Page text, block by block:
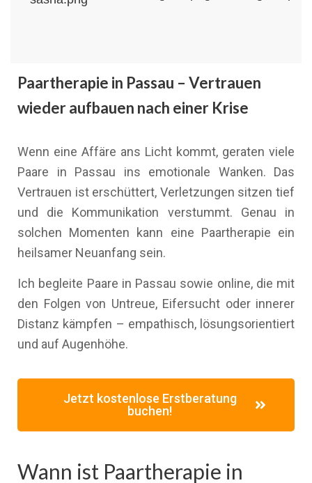
Paartherapie in Passau – Vertrauen
wieder aufbauen nach einer Krise
Wenn eine Affäre ans Licht kommt, geraten viele
Paare in Passau ins emotionale Wanken. Das
Vertrauen ist erschüttert, Verletzungen sitzen tief
und die Kommunikation verstummt. Genau in
solchen Momenten kann eine Paartherapie ein
heilsamer Neuanfang sein.
Ich begleite Paare in Passau sowie online, die mit
den Folgen von Untreue, Eifersucht oder innerer
Distanz kämpfen – empathisch, lösungsorientiert
und auf Augenhöhe.
Jetzt kostenlose Erstberatung
buchen!
Wann ist Paartherapie in